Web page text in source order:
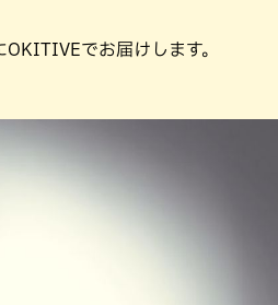
コス・タコライス
でお届けします。